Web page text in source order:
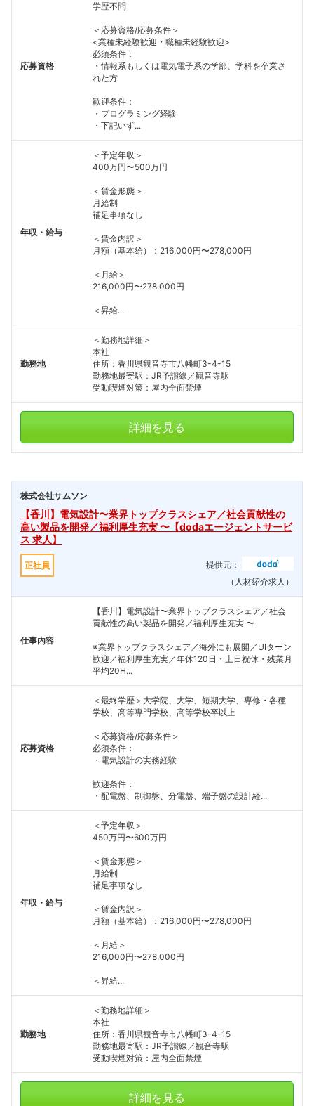
応募資格
学歴不問
＜応募資格/応募条件＞
<業種未経験歓迎・職種未経験歓迎>
必須条件：
・情報系もしくは電気電子系の学部、学科を卒業さ
れた方
歓迎条件：
・プログラミング経験
・下記いず...
年収・給与
＜予定年収＞
400万円〜500万円
＜賃金形態＞
月給制
補足事項なし
＜賃金内訳＞
月額（基本給）：216,000円〜278,000円
＜月給＞
216,000円〜278,000円
＜昇給...
勤務地
＜勤務地詳細＞
本社
住所：香川県観音寺市八幡町3-4-15
勤務地最寄駅：JR予讃線／観音寺駅
受動喫煙対策：屋内全面禁煙
詳細を見る
株式会社サムソン
【香川】電気設計〜業界トップクラスシェア／社会貢献性の
高い製品を開発／福利厚生充実 〜【dodaエージェントサービ
ス 求人】
正社員
提供元：
（人材紹介求人）
仕事内容
【香川】電気設計〜業界トップクラスシェア／社会
貢献性の高い製品を開発／福利厚生充実 〜
※業界トップクラスシェア／海外にも展開／UIターン
歓迎／福利厚生充実／年休120日・土日祝休・残業月
平均20H...
応募資格
＜最終学歴＞大学院、大学、短期大学、専修・各種
学校、高等専門学校、高等学校卒以上
＜応募資格/応募条件＞
必須条件：
・電気設計の実務経験
歓迎条件：
・配電盤、制御盤、分電盤、端子盤の設計経...
年収・給与
＜予定年収＞
450万円〜600万円
＜賃金形態＞
月給制
補足事項なし
＜賃金内訳＞
月額（基本給）：216,000円〜278,000円
＜月給＞
216,000円〜278,000円
＜昇給...
勤務地
＜勤務地詳細＞
本社
住所：香川県観音寺市八幡町3-4-15
勤務地最寄駅：JR予讃線／観音寺駅
受動喫煙対策：屋内全面禁煙
詳細を見る